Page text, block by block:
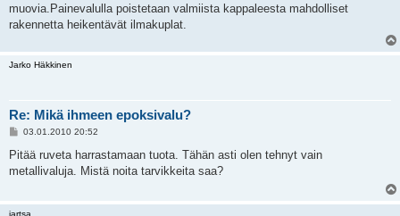
muovia.Painevalulla poistetaan valmiista kappaleesta mahdolliset
rakennetta heikentävät ilmakuplat.
Jarko Häkkinen
Re: Mikä ihmeen epoksivalu?
V
e
t
03.01.2010 20:52
Pitää ruveta harrastamaan tuota. Tähän asti olen tehnyt vain
metallivaluja. Mistä noita tarvikkeita saa?
jartsa